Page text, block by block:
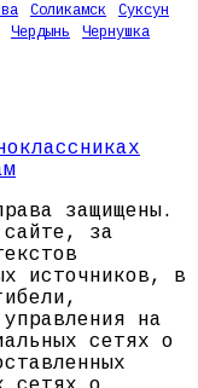
Соликамск
Суксун
Чердынь
Чернушка
защищены.
сайте, за
источников, в
на
сетях о